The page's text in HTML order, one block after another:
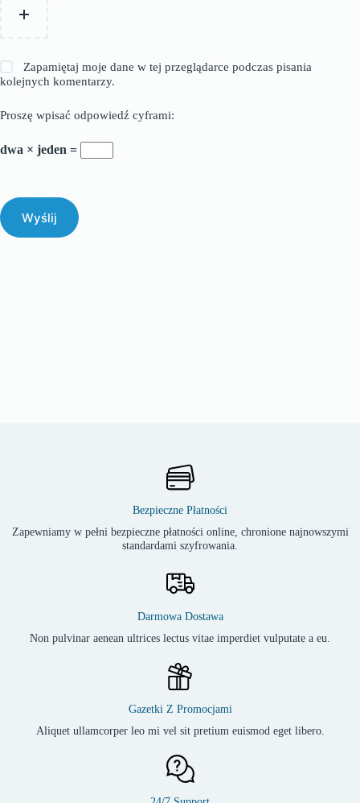
Zapamiętaj moje dane w tej przeglądarce podczas pisania
kolejnych komentarzy.
Proszę wpisać odpowiedź cyframi:
dwa × jeden =
Wyślij
Bezpieczne Płatności
Zapewniamy w pełni bezpieczne płatności online, chronione najnowszymi
standardami szyfrowania.
Darmowa Dostawa
Non pulvinar aenean ultrices lectus vitae imperdiet vulputate a eu.
Gazetki Z Promocjami
Aliquet ullamcorper leo mi vel sit pretium euismod eget libero.